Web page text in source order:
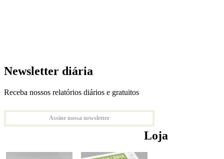
Newsletter diária
Receba nossos relatórios diários e gratuitos
Assine nossa newsletter
Loja